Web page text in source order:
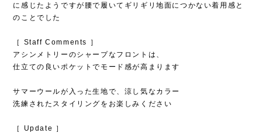
に感じたようですが腰で履いてギリギリ地面につかない着用感と
のことでした
［ Staff Comments ］
アシンメトリーのシャープなフロントは、
仕立ての良いポケットでモード感が高まります
サマーウールが入った生地で、涼し気なカラー
洗練されたスタイリングをお楽しみください
［ Update ］